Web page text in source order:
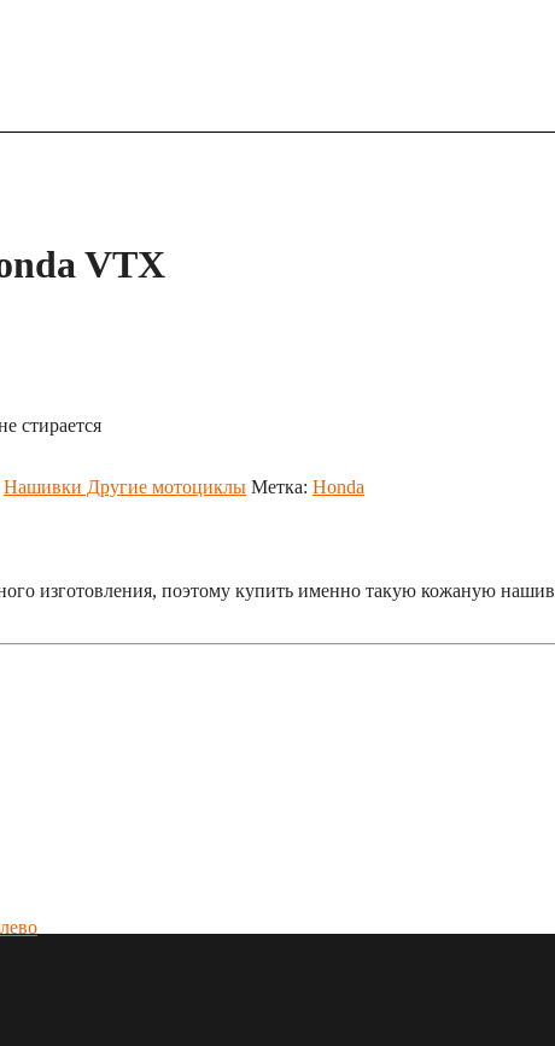
VTX
стирается
Нашивки Другие мотоциклы Метка: Honda
изготовления, поэтому купить именно такую кожаную